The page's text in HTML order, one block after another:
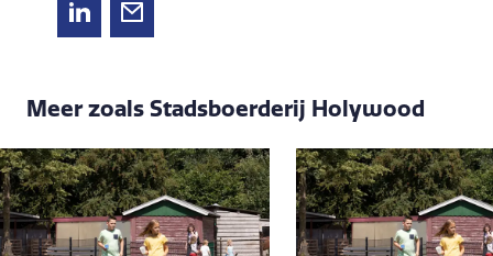
Meer zoals Stadsboerderij Holywood